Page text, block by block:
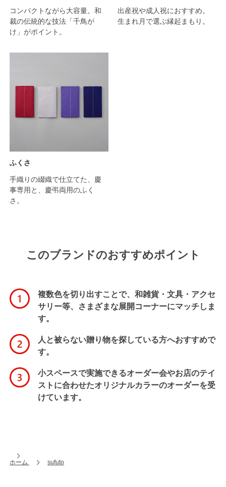
コンパクトながら大容量。和
裁の伝統的な技法「千鳥が
け」がポイント。
出産祝や成人祝におすすめ。
生まれ月で選ぶ縁起まもり。
手織りの綴織で仕立てた、慶
事専用と、慶弔両用のふく
さ。
ふくさ
このブランドのおすすめポイント
複数色を切り出すことで、和雑貨・文具・アクセ
サリー等、さまざまな展開コーナーにマッチしま
す。
人と被らない贈り物を探している方へおすすめで
す。
小スペースで実施できるオーダー会やお店のテイ
ストに合わせたオリジナルカラーのオーダーを受
けています。
ホーム sufuto